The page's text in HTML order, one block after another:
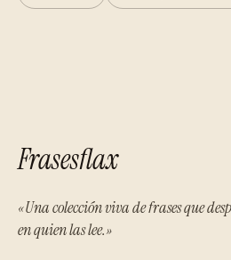
Frasesflax
«Una colección viva de frases que
en quien las lee.»